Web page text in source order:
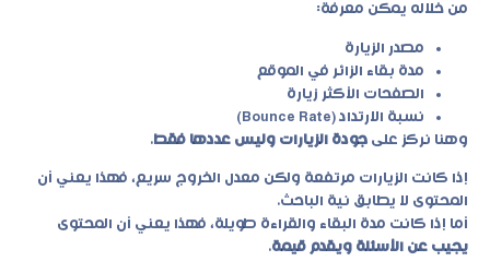
من خلاله يمكن معرفة:
مصدر الزيارة
مدة بقاء الزائر في الموقع
الصفحات الأكثر زيارة
نسبة الارتداد (Bounce Rate)
وهنا نركز على جودة الزيارات وليس عددها فقط .
إذا كانت الزيارات مرتفعة ولكن معدل الخروج سريع، فهذا يعني أن
المحتوى لا يطابق نية الباحث.
أما إذا كانت مدة البقاء والقراءة طويلة، فهذا يعني أن المحتوى
يجيب عن الأسئلة ويقدم قيمة.